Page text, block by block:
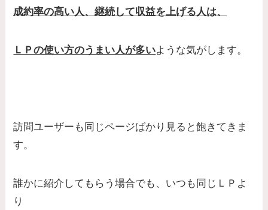
成約率の高い人、継続して収益を上げる人は、
ＬＰの使い方のうまい人が多いような気がします。
訪問ユーザーも同じページばかり見ると飽きてきま
す。
誰かに紹介してもらう場合でも、いつも同じＬＰよ
り